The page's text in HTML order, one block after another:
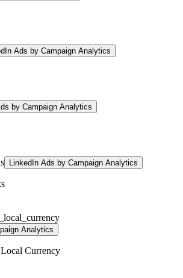
Ads by Campaign Analytics
by Campaign Analytics
LinkedIn Ads by Campaign Analytics
Analytics
Currency